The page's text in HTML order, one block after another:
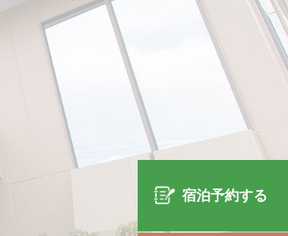
宿泊予約する